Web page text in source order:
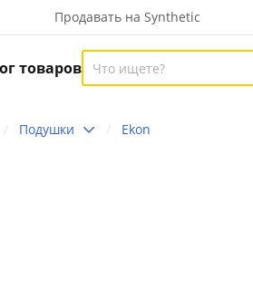
Продавать на Synthetic
товаров
Подушки Ekon